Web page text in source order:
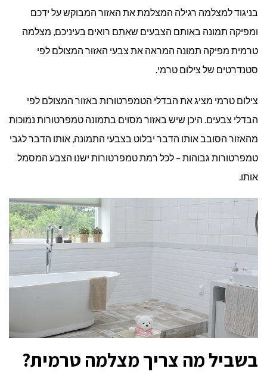
בניגוד למצלמה רגילה המצלמת את האזור המבוקש על ידכם
ומפיקה תמונה באותם הצבעים שאתם רואים בעיניכם, מצלמה
טרמית מפיקה תמונה המראה את צבעי האזור המצולם לפי
סטנדרטים של צילום טרמי.
צילום טרמי מציג את הבדלי הטמפרטורות באזור המצולם לפי
הבדלי צבעים. היכן שיש באזור מסוים בתמונה טמפרטורות נמוכות
מהאזור הסובב אותו הדבר יבלוט בצבעי התמונה, אותו הדבר לגבי
טמפרטורות גבוהות – לכל רמת טמפרטורות ישנו הצבע המסמל
אותו.
בשביל מה צריך מצלמה טרמית?